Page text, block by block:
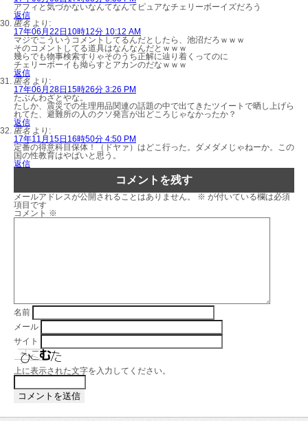
アフィと気づかないなんてなんてピュアなチェリーボーイズだろう
返信
匿名 より:
17年06月22日10時12分 10:12 AM
マジでこういうコメントしてるんだとしたら、池沼だろｗｗｗ
そのコメントしてる道具はなんなんだとｗｗｗ
幾らでも物事検索すりゃそのうち正解に辿り着くってのに
チェリーボーイも拗らすとアカンのだなｗｗｗ
返信
匿名 より:
17年06月28日15時26分 3:26 PM
たぶんわざとやな。
たしか、震災での生理用品関連の話題の中で出てきたツイートで晒し上げら
れてた、避難所の人のクソ発言が出どころじゃなかったか？
返信
匿名 より:
17年11月15日16時50分 4:50 PM
定番の得意科目保体！（ドヤァ）はどこ行った。ダメダメじゃねーか。この
国の性教育はやばいと思う。
返信
コメントを残す
メールアドレスが公開されることはありません。 ※ が付いている欄は必須
項目です
コメント ※
名前
メール
サイト
上に表示された文字を入力してください。